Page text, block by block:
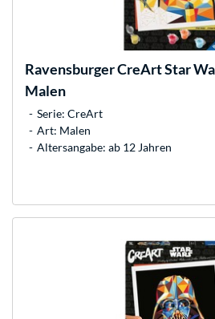
RavensburgerCreArt Star
Malen
Serie: CreArt
Art: Malen
Altersangabe: ab 12 Jahren